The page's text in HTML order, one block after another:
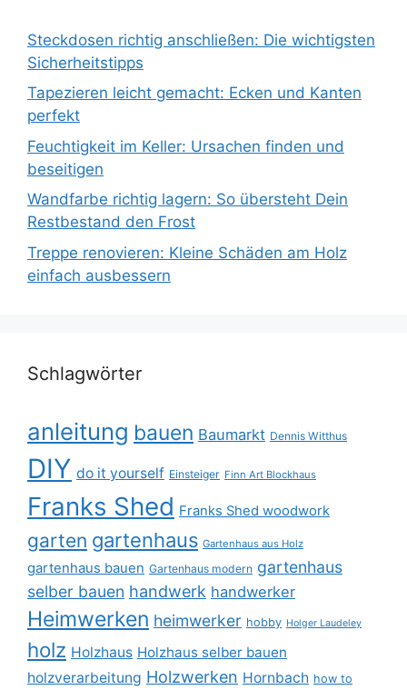
Steckdosen richtig anschließen: Die wichtigsten
Sicherheitstipps
Tapezieren leicht gemacht: Ecken und Kanten
perfekt
Feuchtigkeit im Keller: Ursachen finden und
beseitigen
Wandfarbe richtig lagern: So übersteht Dein
Restbestand den Frost
Treppe renovieren: Kleine Schäden am Holz
einfach ausbessern
Schlagwörter
anleitung bauen Baumarkt Dennis Witthus
DIY do it yourself Einsteiger Finn Art Blockhaus
Franks Shed Franks Shed woodwork
garten gartenhaus Gartenhaus aus Holz
gartenhaus bauen Gartenhaus modern gartenhaus
selber bauen handwerk handwerker
Heimwerken heimwerker hobby Holger Laudeley
holz Holzhaus Holzhaus selber bauen
holzverarbeitung Holzwerken Hornbach how to